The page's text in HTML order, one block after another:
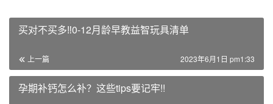
买对不买多‼0-12月龄早教益智玩具清单
上一篇 2023年6月1日 pm1:33
孕期补钙怎么补？这些tips要记牢!!